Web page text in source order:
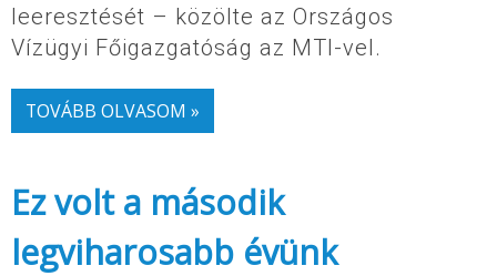
leeresztését – közölte az Országos
Vízügyi Főigazgatóság az MTI-vel.
TOVÁBB OLVASOM »
Ez volt a második
legviharosabb évünk